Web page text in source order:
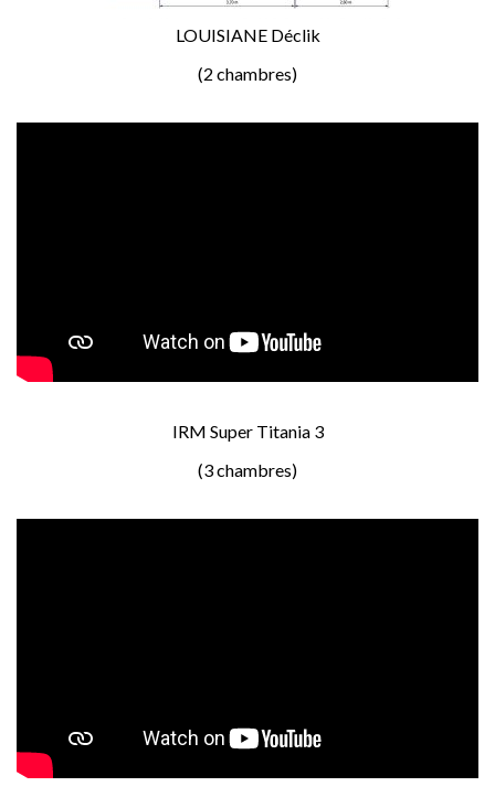
LOUISIANE Déclik
(2 chambres)
IRM Super Titania 3
(3 chambres)